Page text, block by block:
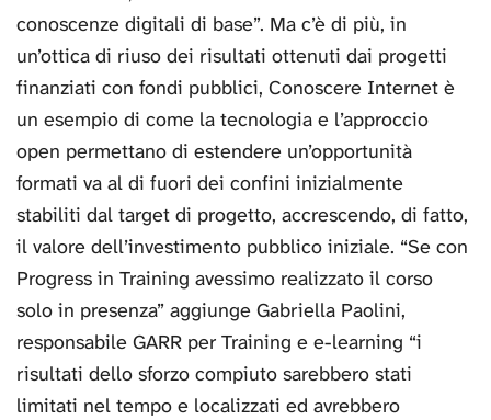
conoscenze digitali di base”. Ma c’è di più, in
un’ottica di riuso dei risultati ottenuti dai progetti
finanziati con fondi pubblici, Conoscere Internet è
un esempio di come la tecnologia e l’approccio
open permettano di estendere un’opportunità
formati va al di fuori dei confini inizialmente
stabiliti dal target di progetto, accrescendo, di fatto,
il valore dell’investimento pubblico iniziale. “Se con
Progress in Training avessimo realizzato il corso
solo in presenza” aggiunge Gabriella Paolini,
responsabile GARR per Training e e-learning “i
risultati dello sforzo compiuto sarebbero stati
limitati nel tempo e localizzati ed avrebbero